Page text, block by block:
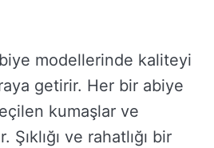
modellerinde kaliteyi
getirir. Her bir abiye
kumaşlar ve
ve rahatlığı bir